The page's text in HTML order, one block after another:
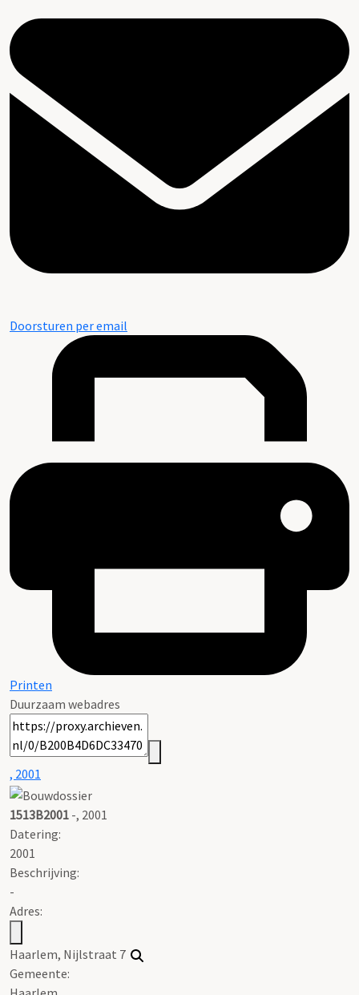
Doorsturen per email
Printen
Duurzaam webadres
, 2001
1513B2001 -, 2001
Datering:
2001
Beschrijving:
-
Adres:
Haarlem, Nijlstraat 7
Gemeente: